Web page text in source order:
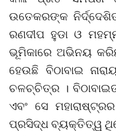
ଉତେକରଙ୍କ
ରଣଦୀପ ହୁଡା ଓ
ଭୂମିକାରେ ଅଭିନୟ
ହେଉଛି ବିଠାବାଇ
ଚଳଚ୍ଚିତ୍ର ।
ଏବଂ ସେ
ପ୍ରସିଦ୍ଧ ବ୍ୟକ୍ତିତ୍ୱ